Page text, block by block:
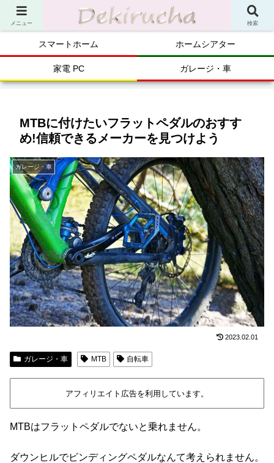
スマートホーム ホームシアター
家電 PC ガレージ・車
MTBに付けたいフラットペダルのおすす
め!信頼できるメーカーを見つけよう
ガレージ・車
2023.02.01
ガレージ・車 MTB 自転車
アフィリエイト広告を利用しています。
MTBはフラットペダルでないと乗れません。
ダウンヒルでビンディングペダルなんて考えられません。
メニュー 検索